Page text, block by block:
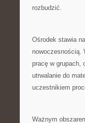
rozbudzić.
Ośrodek stawia
nowoczesnością.
pracę w grupach,
utrwalanie do
uczestnikiem
Ważnym